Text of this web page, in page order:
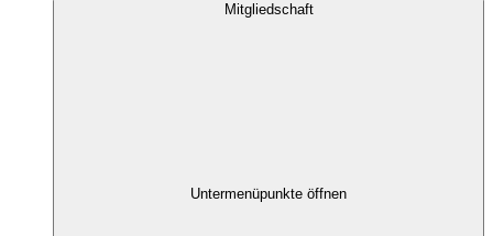
Mitgliedschaft
Untermenüpunkte öffnen